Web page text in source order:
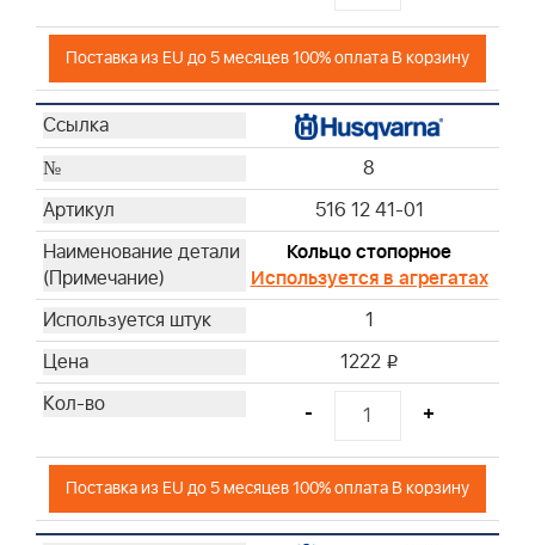
Поставка из EU до 5 месяцев 100% оплата В корзину
8
516 12 41-01
Кольцо стопорное
Используется в агрегатах
1
1222 i
- +
Поставка из EU до 5 месяцев 100% оплата В корзину